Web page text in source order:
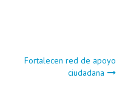
Fortalecen red de apoyo
ciudadana